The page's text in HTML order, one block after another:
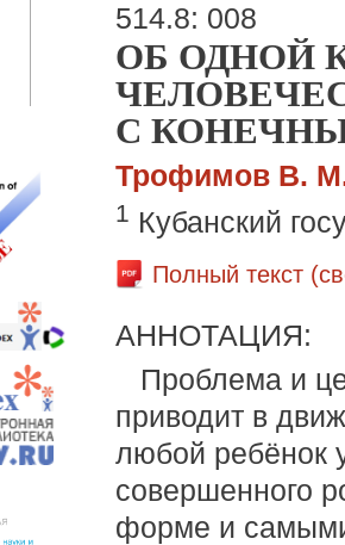
514.8: 008
ОБ ОДНОЙ
С
Трофимов В.
1 Кубанский
Полный текст
АННОТАЦИЯ:
Проблема и
приводит в
любой ребёнок
совершенного
форме и